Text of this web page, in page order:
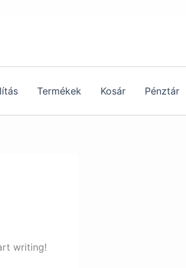
Termékek Kosár Pénztár
writing!